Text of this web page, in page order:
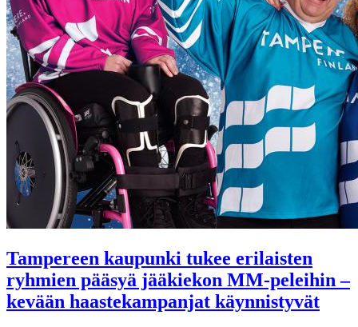
Tampereen kaupunki tukee erilaisten
ryhmien pääsyä jääkiekon MM-peleihin –
kevään haastekampanjat käynnistyvät